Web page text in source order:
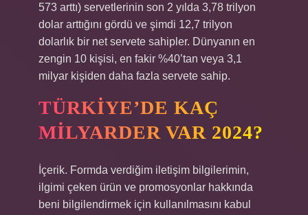
573 arttı) servetlerinin son 2 yılda 3,78 trilyon
dolar arttığını gördü ve şimdi 12,7 trilyon
dolarlık bir net servete sahipler. Dünyanın en
zengin 10 kişisi, en fakir %40’tan veya 3,1
milyar kişiden daha fazla servete sahip.
TÜRKIYE’DE KAÇ
MILYARDER VAR 2024?
İçerik. Formda verdiğim iletişim bilgilerimin,
ilgimi çeken ürün ve promosyonlar hakkında
beni bilgilendirmek için kullanılmasını kabul